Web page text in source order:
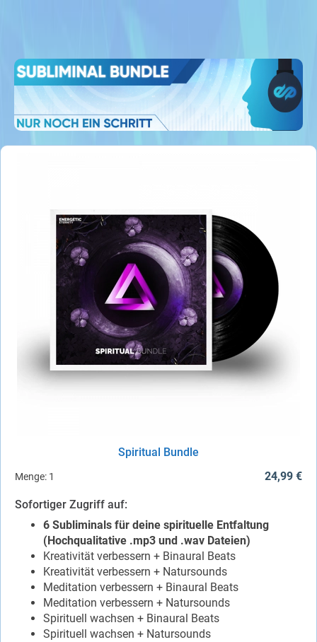
Spiritual Bundle
Menge: 1 24,99 €
Sofortiger Zugriff auf:
6 Subliminals für deine spirituelle Entfaltung
(Hochqualitative .mp3 und .wav Dateien)
Kreativität verbessern + Binaural Beats
Kreativität verbessern + Natursounds
Meditation verbessern + Binaural Beats
Meditation verbessern + Natursounds
Spirituell wachsen + Binaural Beats
Spirituell wachsen + Natursounds